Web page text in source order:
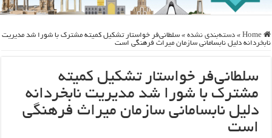
Home
» دسته‌بندی نشده » سلطانی‌فر خواستار تشکیل کمیته مشترک با شورا شد مدیریت
نابخردانه دلیل نابسامانی سازمان میراث فرهنگی است
سلطانی‌فر خواستار تشکیل کمیته
مشترک با شورا شد مدیریت نابخردانه
دلیل نابسامانی سازمان میراث فرهنگی
است